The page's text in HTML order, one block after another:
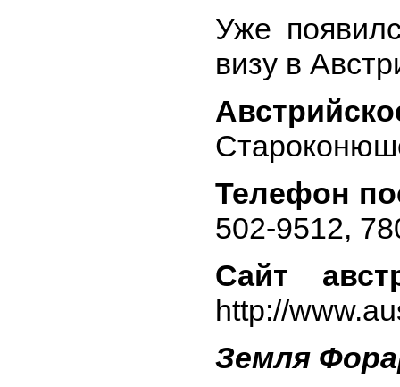
Уже
визу в
Телефон
502-9512,
Сайт
http://
Земля